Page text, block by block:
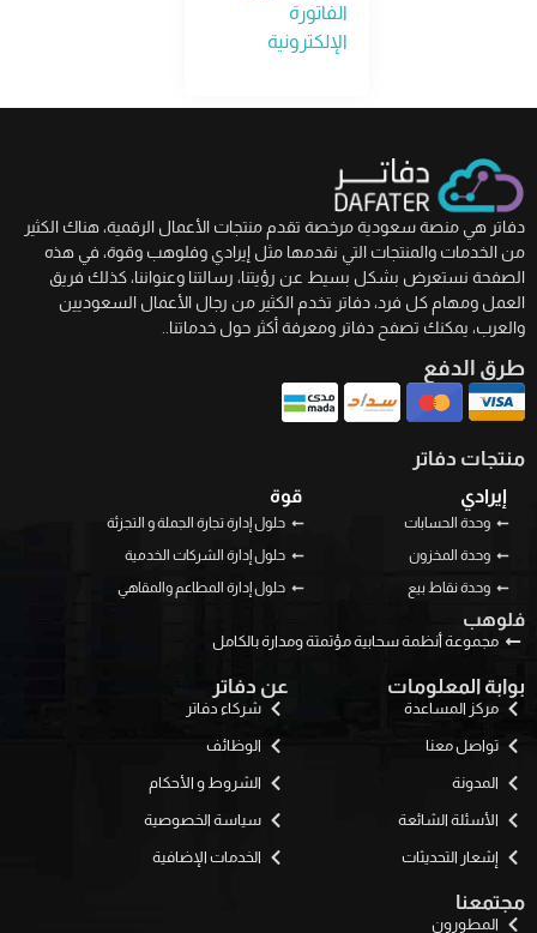
الفاتورة
الإلكترونية
دفاتر هي منصة سعودية مرخصة تقدم منتجات الأعمال الرقمية، هناك الكثير
من الخدمات والمنتجات التي نقدمها مثل إيرادي وفلوهب وقوة، في هذه
الصفحة نستعرض بشكل بسيط عن رؤيتنا، رسالتنا وعنواننا، كذلك فريق
العمل ومهام كل فرد، دفاتر تخدم الكثير من رجال الأعمال السعوديين
والعرب، يمكنك تصفح دفاتر ومعرفة أكثر حول خدماتنا..
طرق الدفع
منتجات دفاتر
إيرادي
وحدة الحسابات
وحدة المخزون
وحدة نقاط بيع
قوة
حلول إدارة تجارة الجملة و التجزئة
حلول إدارة الشركات الخدمية
حلول إدارة المطاعم والمقاهي
فلوهب
مجموعة أنظمة سحابية مؤتمتة ومدارة بالكامل
بوابة المعلومات
مركز المساعدة
تواصل معنا
المدونة
الأسئلة الشائعة
إشعار التحديثات
عن دفاتر
شركاء دفاتر
الوظائف
الشروط و الأحكام
سياسة الخصوصية
الخدمات الإضافية
مجتمعنا
المطورون